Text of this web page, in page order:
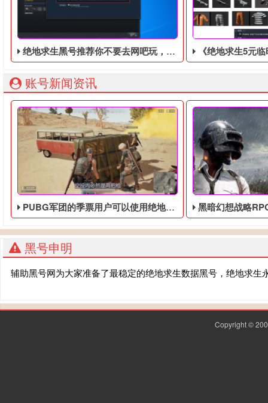
绝地求生黑号推荐你不要去网吧玩，容易被盗号 《绝地求生5元临时黑号》今日结
账号新闻资讯
PUBG军团的季票用户可以使用绝地求生黑号，古典服装的新人物预告 黑暗幻想战略RPG《绝地求生
黑号申明
辅助黑号网为大家准备了最稳定的绝地求生数据黑号，绝地求
Copyright ©